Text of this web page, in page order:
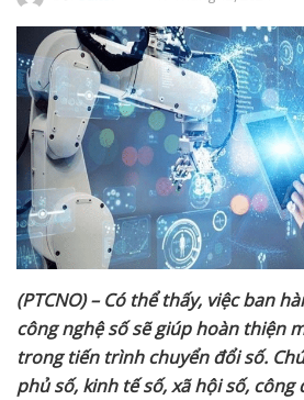
(PTCNO) – Cóthể thấy, việc ban
công nghệ số sẽ giúp hoàn thiện
trong tiến trình chuyển đổi số.
phủ số, kinh tế số, xã hội số, công